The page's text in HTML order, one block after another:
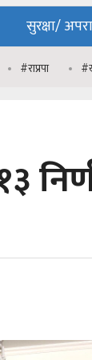
सुरक्षा/
#राप्रपा